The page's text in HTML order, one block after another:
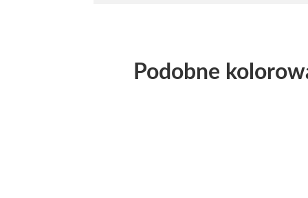
Podobne